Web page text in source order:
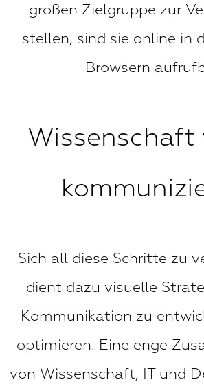
großen Zielgruppe zur
stellen, sind sie online in
Browsern
Wissenschaft
Sich all diese Schritte zu
dient dazu visuelle
Kommunikation zu
optimieren. Eine enge
von Wissenschaft, IT und